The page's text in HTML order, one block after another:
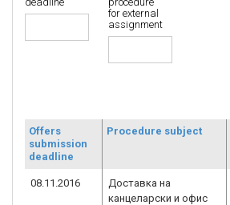
for external
assignment
Offers
submission
deadline
Procedure subject
08.11.2016
Доставка на
канцеларски и офис